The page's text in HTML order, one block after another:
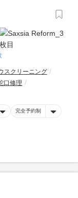
スクリーニング
口修理
完全予約制